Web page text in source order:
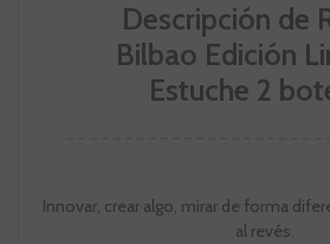
Descripción de
Bilbao Edición
Estuche 2
Innovar, crear algo, mirar de forma
al revés.